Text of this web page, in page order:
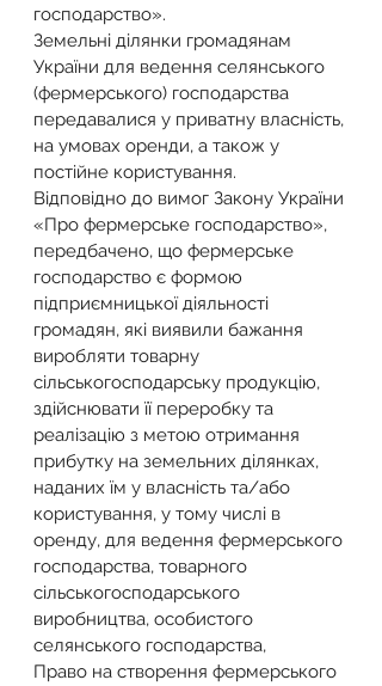
господарство».
Земельні ділянки громадянам
України для ведення селянського
(фермерського) господарства
передавалися у приватну власність,
на умовах оренди, а також у
постійне користування.
Відповідно до вимог Закону України
«Про фермерське господарство»,
передбачено, що фермерське
господарство є формою
підприємницької діяльності
громадян, які виявили бажання
виробляти товарну
сільськогосподарську продукцію,
здійснювати її переробку та
реалізацію з метою отримання
прибутку на земельних ділянках,
наданих їм у власність та/або
користування, у тому числі в
оренду, для ведення фермерського
господарства, товарного
сільськогосподарського
виробництва, особистого
селянського господарства,
Право на створення фермерського